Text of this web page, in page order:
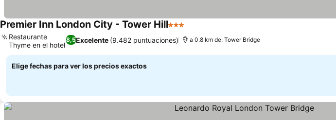
Premier Inn London City - Tower Hill3 Estrellas
8,5Excelente (9.482 puntuaciones)
Restaurante
Thyme en el hotel
a 0.8 km de: Tower Bridge
Elige fechas para ver los precios exactos